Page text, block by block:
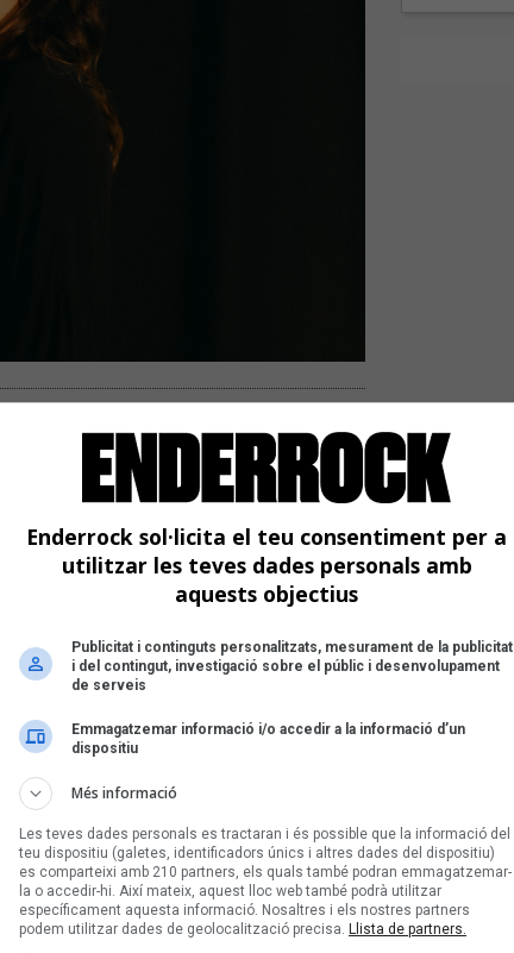
que molestés, que
'Big Wave'
Enderrock sol·licita el teu consentiment per a
utilitzar les teves dades personals amb
aquests objectius
Publicitat i continguts personalitzats, mesurament de la publicitat
i del contingut, investigació sobre el públic i desenvolupament
de serveis
Emmagatzemar informació i/o accedir a la informació d’un
dispositiu
Més informació
Les teves dades personals es tractaran i és possible que la informació del
teu dispositiu (galetes, identificadors únics i altres dades del dispositiu)
es comparteixi amb 210 partners, els quals també podran emmagatzemar-
la o accedir-hi. Així mateix, aquest lloc web també podrà utilitzar
específicament aquesta informació. Nosaltres i els nostres partners
podem utilitzar dades de geolocalització precisa. Llista de partners.